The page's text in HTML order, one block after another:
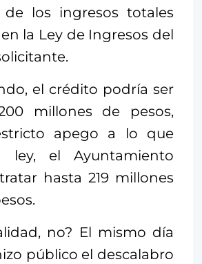
los ingresos totales
la Ley de Ingresos del
el crédito podría ser
millones de pesos,
apego a lo que
ley, el Ayuntamiento
hasta 219 millones
no? El mismo día
público el descalabro